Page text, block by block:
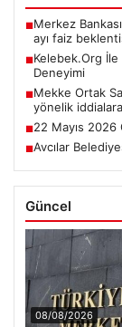
■Merkez
ayı faiz
■Kelebek.Org
Deneyimi
■Mekke Ortak
yönelik
■22 Mayıs 2026
■Avcılar
Güncel
08/08/2026